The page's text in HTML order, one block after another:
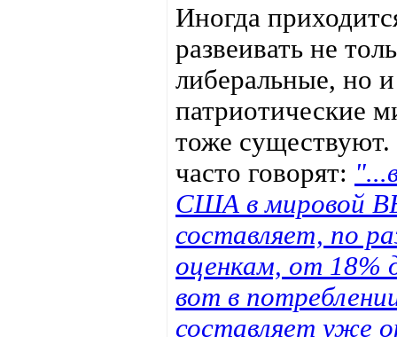
Иногда
развеивать не
либеральные, но и
патриотические
тоже
часто говорят:
США в мировой
составляет, по
оценкам, от 18%
вот в
составляет уже